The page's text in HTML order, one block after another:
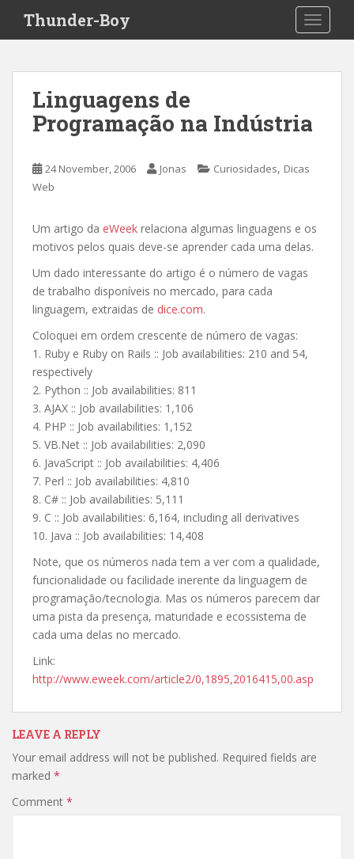
i
Thunder-Boy
Linguagens de
Programação na Indústria
24 November, 2006 Jonas Curiosidades, Dicas
Web
Um artigo da eWeek relaciona algumas linguagens e os
motivos pelos quais deve-se aprender cada uma delas.
Um dado interessante do artigo é o número de vagas
de trabalho disponíveis no mercado, para cada
linguagem, extraidas de dice.com.
Coloquei em ordem crescente de número de vagas:
1. Ruby e Ruby on Rails :: Job availabilities: 210 and 54,
respectively
2. Python :: Job availabilities: 811
3. AJAX :: Job availabilities: 1,106
4. PHP :: Job availabilities: 1,152
5. VB.Net :: Job availabilities: 2,090
6. JavaScript :: Job availabilities: 4,406
7. Perl :: Job availabilities: 4,810
8. C# :: Job availabilities: 5,111
9. C :: Job availabilities: 6,164, including all derivatives
10. Java :: Job availabilities: 14,408
Note, que os números nada tem a ver com a qualidade,
funcionalidade ou facilidade inerente da linguagem de
programação/tecnologia. Mas os números parecem dar
uma pista da presença, maturidade e ecossistema de
cada uma delas no mercado.
Link:
http://www.eweek.com/article2/0,1895,2016415,00.asp
LEAVE A REPLY
Your email address will not be published. Required fields are
marked *
Comment *